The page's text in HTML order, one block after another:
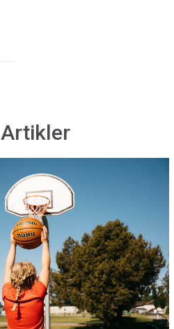
Artikler